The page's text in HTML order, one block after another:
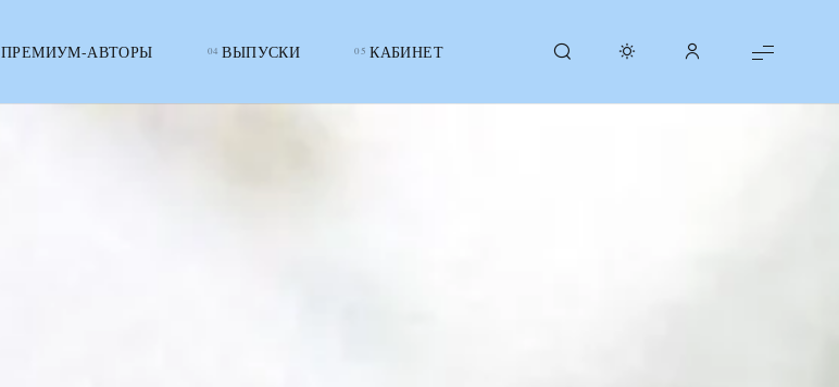
ПРЕМИУМ-АВТОРЫ ВЫПУСКИ КАБИНЕТ